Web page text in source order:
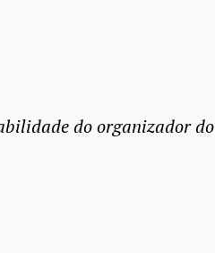
do organizador do